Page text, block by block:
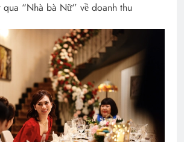
qua “Nhà bà Nữ” về doanh thu